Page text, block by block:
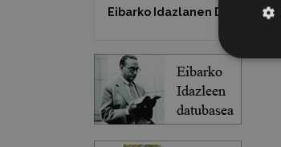
Eibarko Idazlanen Datu-basea